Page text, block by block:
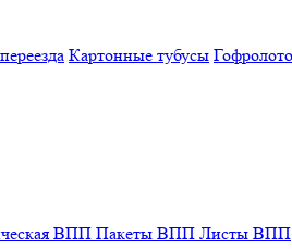
Картонные тубусы
ВПП Пакеты ВПП Листы ВПП